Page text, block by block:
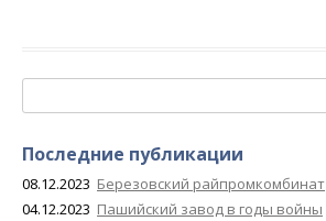
Последние публикации
08.12.2023 Березовский райпромкомбинат
04.12.2023 Пашийский завод в годы войны